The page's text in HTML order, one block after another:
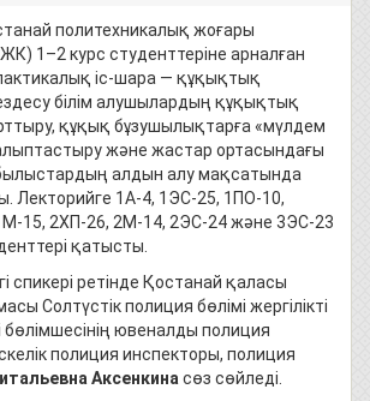
политехникалық жоғары
1–2 курс студенттеріне арналған
іс-шара — құқықтық
білім алушылардың құқықтық
құқық бұзушылықтарға «мүлдем
және жастар ортасындағы
алдын алу мақсатында
Лекторийге 1А-4, 1ЭС-25, 1ПО-10,
15, 2ХП-26, 2М-14, 2ЭС-24 және 3ЭС-23
қатысты.
спикері ретінде Қостанай қаласы
Солтүстік полиция бөлімі жергілікті
ювеналды полиция
полиция инспекторы, полиция
Аксенкина сөз сөйледі.